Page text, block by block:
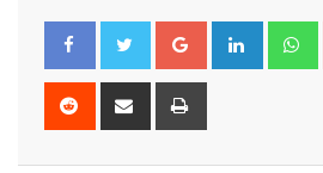
Google+ LinkedIn
Reddit
Share